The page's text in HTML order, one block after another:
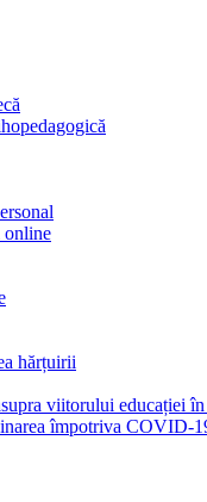
online
hărțuirii
viitorului educației
împotriva COVID-